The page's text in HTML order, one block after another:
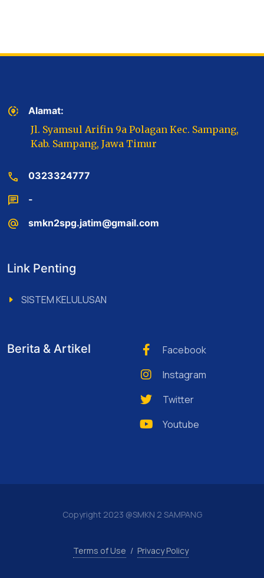
share_location
Alamat:
Jl. Syamsul Arifin 9a Polagan Kec. Sampang,
Kab. Sampang, Jawa Timur
call 0323324777
chat -
alternate_email smkn2spg.jatim@gmail.com
Link Penting
SISTEM KELULUSAN
Berita & Artikel
Facebook
Instagram
Twitter
Youtube
Copyright 2023 @SMKN 2 SAMPANG
Terms of Use / Privacy Policy